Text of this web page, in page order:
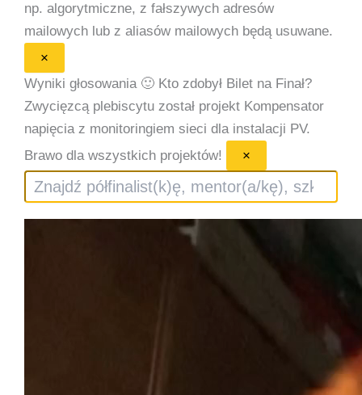
np. algorytmiczne, z fałszywych adresów
mailowych lub z aliasów mailowych będą usuwane.
×
Wyniki głosowania 🙂 Kto zdobył Bilet na Finał?
Zwycięzcą plebiscytu został projekt Kompensator
napięcia z monitoringiem sieci dla instalacji PV.
Brawo dla wszystkich projektów!
×
Szukaj